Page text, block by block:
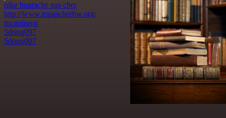
nike huarache pas cher
http://www.tnpascherbw.org/
mcgobuyn
5dong097
5dong097